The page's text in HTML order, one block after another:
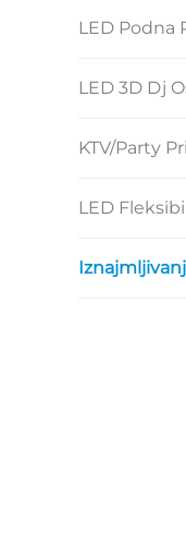
LED Podna
LED 3D Dj
KTV/party
LED